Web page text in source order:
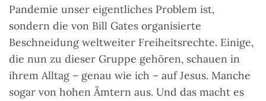
Pandemie unser eigentliches Problem ist,
sondern die von Bill Gates organisierte
Beschneidung weltweiter Freiheitsrechte. Einige,
die nun zu dieser Gruppe gehören, schauen in
ihrem Alltag – genau wie ich – auf Jesus. Manche
sogar von hohen Ämtern aus. Und das macht es